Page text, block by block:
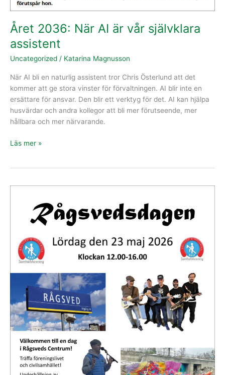
Året 2036: När AI är vår självklara
assistent
Uncategorized / Katarina Magnusson
När AI bli en naturlig assistent tror Chris Österlund att det
kommer att ge stora vinster för förvaltningen. AI blir inte en
ersättare för ansvar. Den blir ett verktyg för det. AI kan hjälpa
husvärdar och andra kollegor att bli mer förutseende, mer
hållbara och mer närvarande.
Läs mer »